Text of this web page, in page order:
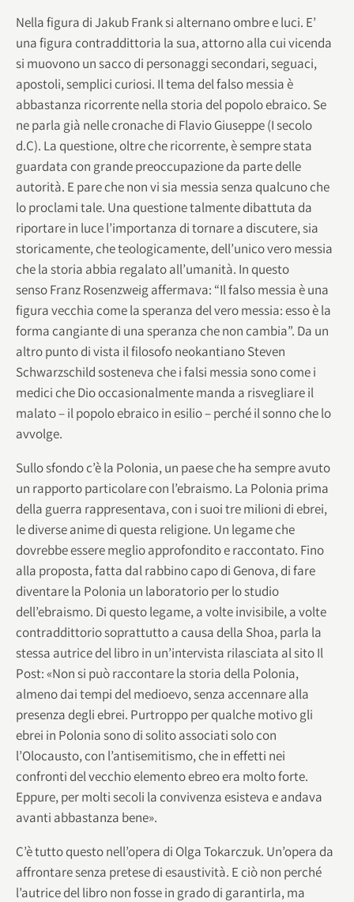
Nella figura di Jakub Frank si alternano ombre e luci. E’
una figura contraddittoria la sua, attorno alla cui vicenda
si muovono un sacco di personaggi secondari, seguaci,
apostoli, semplici curiosi. Il tema del falso messia è
abbastanza ricorrente nella storia del popolo ebraico. Se
ne parla già nelle cronache di Flavio Giuseppe (I secolo
d.C). La questione, oltre che ricorrente, è sempre stata
guardata con grande preoccupazione da parte delle
autorità. E pare che non vi sia messia senza qualcuno che
lo proclami tale. Una questione talmente dibattuta da
riportare in luce l’importanza di tornare a discutere, sia
storicamente, che teologicamente, dell’unico vero messia
che la storia abbia regalato all’umanità. In questo
senso Franz Rosenzweig affermava: “Il falso messia è una
figura vecchia come la speranza del vero messia: esso è la
forma cangiante di una speranza che non cambia”. Da un
altro punto di vista il filosofo neokantiano Steven
Schwarzschild sosteneva che i falsi messia sono come i
medici che Dio occasionalmente manda a risvegliare il
malato – il popolo ebraico in esilio – perché il sonno che lo
avvolge.
Sullo sfondo c’è la Polonia, un paese che ha sempre avuto
un rapporto particolare con l’ebraismo. La Polonia prima
della guerra rappresentava, con i suoi tre milioni di ebrei,
le diverse anime di questa religione. Un legame che
dovrebbe essere meglio approfondito e raccontato. Fino
alla proposta, fatta dal rabbino capo di Genova, di fare
diventare la Polonia un laboratorio per lo studio
dell’ebraismo. Di questo legame, a volte invisibile, a volte
contraddittorio soprattutto a causa della Shoa, parla la
stessa autrice del libro in un’intervista rilasciata al sito Il
Post: «Non si può raccontare la storia della Polonia,
almeno dai tempi del medioevo, senza accennare alla
presenza degli ebrei. Purtroppo per qualche motivo gli
ebrei in Polonia sono di solito associati solo con
l’Olocausto, con l’antisemitismo, che in effetti nei
confronti del vecchio elemento ebreo era molto forte.
Eppure, per molti secoli la convivenza esisteva e andava
avanti abbastanza bene».
C’è tutto questo nell’opera di Olga Tokarczuk. Un’opera da
affrontare senza pretese di esaustività. E ciò non perché
l’autrice del libro non fosse in grado di garantirla, ma